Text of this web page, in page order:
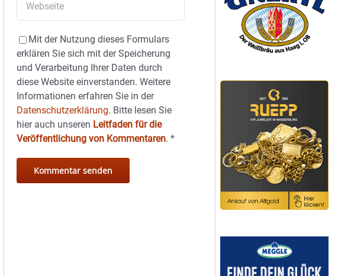
Mit der Nutzung dieses Formulars
erklären Sie sich mit der Speicherung
und Verarbeitung Ihrer Daten durch
diese Website einverstanden. Weitere
Informationen erfahren Sie in der
Datenschutzerklärung. Bitte lesen Sie
hier auch unseren Leitfaden für die
Veröffentlichung von Kommentaren.*